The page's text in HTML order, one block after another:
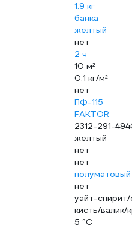
1.9 кг
банка
желтый
нет
2 ч
10 м²
0.1 кг/м²
нет
ПФ-115
FAKTOR
2312-291-
желтый
нет
нет
полуматовый
нет
уайт-
кисть/валик/
5 °С